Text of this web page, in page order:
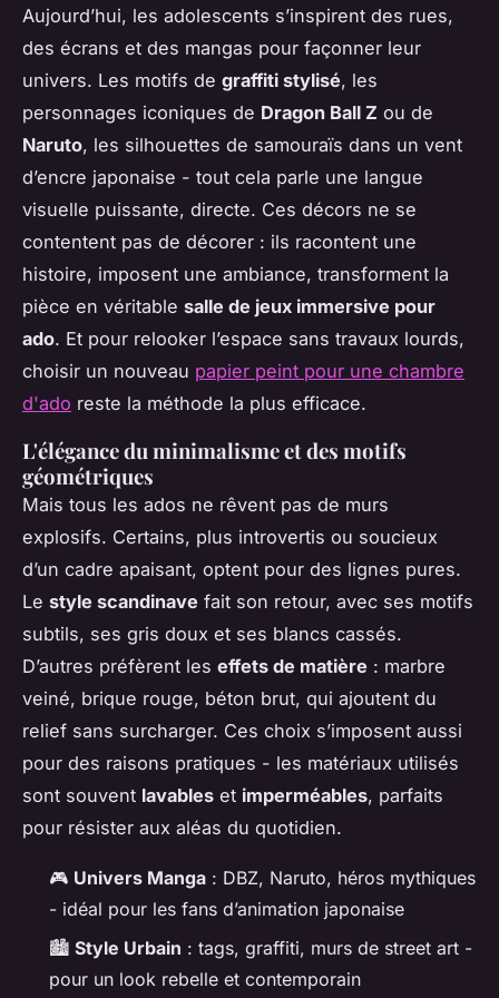
Aujourd’hui, les adolescents s’inspirent des rues,
des écrans et des mangas pour façonner leur
univers. Les motifs de graffiti stylisé, les
personnages iconiques de Dragon Ball Z ou de
Naruto, les silhouettes de samouraïs dans un vent
d’encre japonaise - tout cela parle une langue
visuelle puissante, directe. Ces décors ne se
contentent pas de décorer : ils racontent une
histoire, imposent une ambiance, transforment la
pièce en véritable salle de jeux immersive pour
ado. Et pour relooker l’espace sans travaux lourds,
choisir un nouveau papier peint pour une chambre
d'ado reste la méthode la plus efficace.
L'élégance du minimalisme et des motifs
géométriques
Mais tous les ados ne rêvent pas de murs
explosifs. Certains, plus introvertis ou soucieux
d’un cadre apaisant, optent pour des lignes pures.
Le style scandinave fait son retour, avec ses motifs
subtils, ses gris doux et ses blancs cassés.
D’autres préfèrent les effets de matière : marbre
veiné, brique rouge, béton brut, qui ajoutent du
relief sans surcharger. Ces choix s’imposent aussi
pour des raisons pratiques - les matériaux utilisés
sont souvent lavables et imperméables, parfaits
pour résister aux aléas du quotidien.
🎮 Univers Manga : DBZ, Naruto, héros mythiques
- idéal pour les fans d’animation japonaise
🏙️ Style Urbain : tags, graffiti, murs de street art -
pour un look rebelle et contemporain